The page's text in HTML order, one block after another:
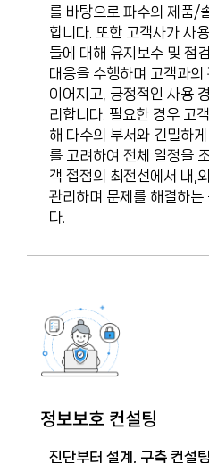
를 바탕으로 파수의 제품/
합니다. 또한 고객사가 사
들에 대해 유지보수 및 점
대응을 수행하며 고객과의
이어지고, 긍정적인 사용
리합니다. 필요한 경우 고
해 다수의 부서와 긴밀하
를 고려하여 전체 일정을
객 접점의 최전선에서 내,
관리하며 문제를 해결하는
다.
정보보호 컨설팅
진단부터 설계, 구축 컨설